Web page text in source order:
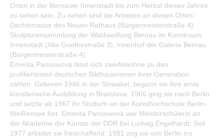
Bürgerservice
Bürgerinformation
Stadtverwaltung
Orten in der Bernauer Innenstadt bis zum Herbst dieses Jahres
zu sehen sein. Zu sehen sind die Arbeiten an diesen Orten:
Dachterrasse des Neuen Rathaus (Bürgermeisterstraße 4),
Skulpturensammlung der Waldsiedlung Bernau im Kunstraum
Innenstadt (Alte Goethestraße 3), Innenhof der Galerie Bernau
(Bürgermeisterstraße 4).
Emerita Pansowová lässt sich zweifelsohne zu den
profiliertesten deutschen Bildhauerinnen ihrer Generation
zählen. Geboren 1946 in der Slowakei, begann sie ihre erste
künstlerische Ausbildung in Bratislava. 1966 ging sie nach Berlin
und setzte ab 1967 ihr Studium an der Kunsthochschule Berlin-
Weißensee fort. Emerita Pansowovà war Meisterschülerin an
der Akademie der Künste der DDR bei Ludwig Engelhardt. Seit
1977 arbeitet sie freischaffend. 1981 zog sie von Berlin ins